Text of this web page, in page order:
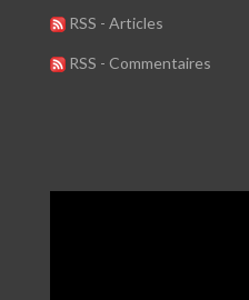
RSS - Articles
RSS - Commentaires